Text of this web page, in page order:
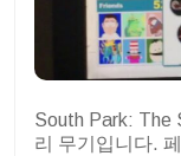
South Park: The
리 무기입니다.